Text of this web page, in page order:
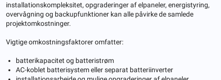
installationskompleksitet, opgraderinger af elpaneler, energistyring,
overvågning og backupfunktioner kan alle påvirke de samlede
projektomkostninger.
Vigtige omkostningsfaktorer omfatter:
batterikapacitet og batteristrøm
AC-koblet batterisystem eller separat batteriinverter